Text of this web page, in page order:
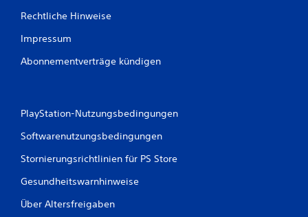
Rechtliche Hinweise
Impressum
Abonnementverträge kündigen
PlayStation-Nutzungsbedingungen
Softwarenutzungsbedingungen
Stornierungsrichtlinien für PS Store
Gesundheitswarnhinweise
Über Altersfreigaben